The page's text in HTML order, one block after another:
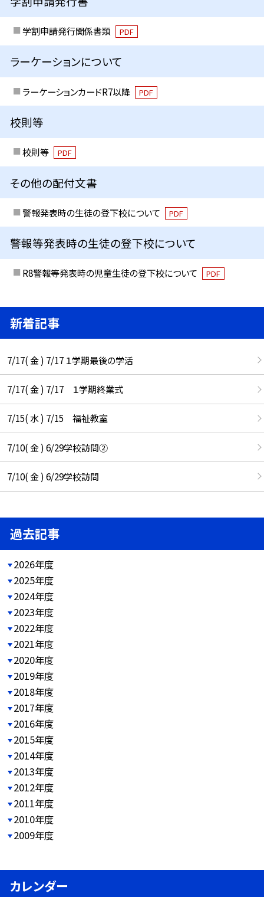
学割申請発行関係書類 PDF
ラーケーションについて
ラーケーションカードR7以降 PDF
校則等
校則等 PDF
その他の配付文書
警報発表時の生徒の登下校について PDF
警報等発表時の生徒の登下校について
R8警報等発表時の児童生徒の登下校について PDF
新着記事
7/17( 金 ) 7/17 １学期最後の学活
7/17( 金 ) 7/17 １学期終業式
7/15( 水 ) 7/15 福祉教室
7/10( 金 ) 6/29学校訪問②
7/10( 金 ) 6/29学校訪問
過去記事
2026年度
2025年度
2024年度
2023年度
2022年度
2021年度
2020年度
2019年度
2018年度
2017年度
2016年度
2015年度
2014年度
2013年度
2012年度
2011年度
2010年度
2009年度
カレンダー